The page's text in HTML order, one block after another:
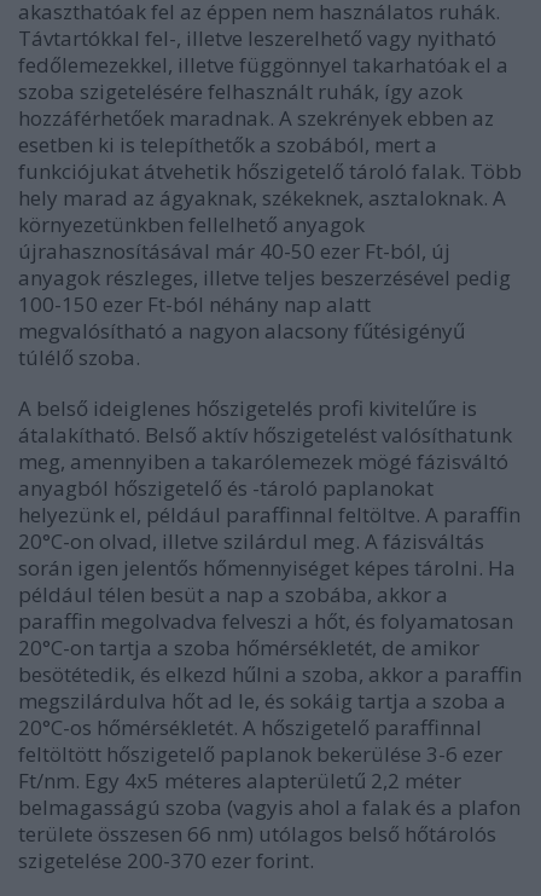
akaszthatóak fel az éppen nem használatos ruhák.
Távtartókkal fel-, illetve leszerelhető vagy nyitható
fedőlemezekkel, illetve függönnyel takarhatóak el a
szoba szigetelésére felhasznált ruhák, így azok
hozzáférhetőek maradnak. A szekrények ebben az
esetben ki is telepíthetők a szobából, mert a
funkciójukat átvehetik hőszigetelő tároló falak. Több
hely marad az ágyaknak, székeknek, asztaloknak. A
környezetünkben fellelhető anyagok
újrahasznosításával már 40-50 ezer Ft-ból, új
anyagok részleges, illetve teljes beszerzésével pedig
100-150 ezer Ft-ból néhány nap alatt
megvalósítható a nagyon alacsony fűtésigényű
túlélő szoba.
A belső ideiglenes hőszigetelés profi kivitelűre is
átalakítható. Belső aktív hőszigetelést valósíthatunk
meg, amennyiben a takarólemezek mögé fázisváltó
anyagból hőszigetelő és -tároló paplanokat
helyezünk el, például paraffinnal feltöltve. A paraffin
20°C-on olvad, illetve szilárdul meg. A fázisváltás
során igen jelentős hőmennyiséget képes tárolni. Ha
például télen besüt a nap a szobába, akkor a
paraffin megolvadva felveszi a hőt, és folyamatosan
20°C-on tartja a szoba hőmérsékletét, de amikor
besötétedik, és elkezd hűlni a szoba, akkor a paraffin
megszilárdulva hőt ad le, és sokáig tartja a szoba a
20°C-os hőmérsékletét. A hőszigetelő paraffinnal
feltöltött hőszigetelő paplanok bekerülése 3-6 ezer
Ft/nm. Egy 4x5 méteres alapterületű 2,2 méter
belmagasságú szoba (vagyis ahol a falak és a plafon
területe összesen 66 nm) utólagos belső hőtárolós
szigetelése 200-370 ezer forint.